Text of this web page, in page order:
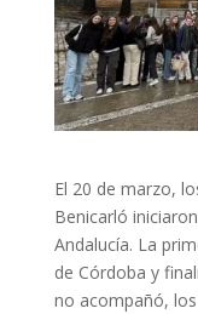
El 20 de marzo,
Benicarló
Andalucía. La
de Córdoba y
no acompañó,